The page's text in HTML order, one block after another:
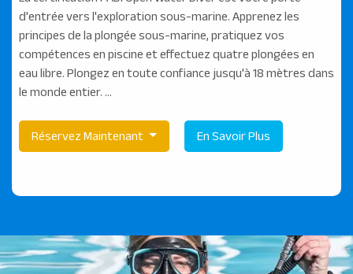
d'entrée vers l'exploration sous-marine. Apprenez les
principes de la plongée sous-marine, pratiquez vos
compétences en piscine et effectuez quatre plongées en
eau libre. Plongez en toute confiance jusqu'à 18 mètres dans
le monde entier. ...
Réservez Maintenant En Savoir Plus